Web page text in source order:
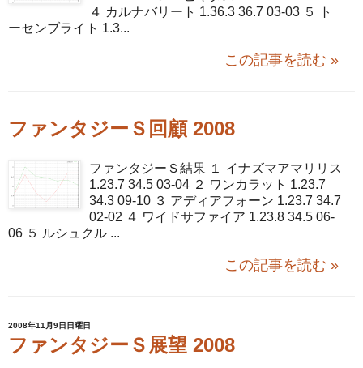
４ カルナバリート 1.36.3 36.7 03-03 ５ ト
ーセンブライト 1.3...
この記事を読む »
ファンタジーＳ回顧 2008
ファンタジーＳ結果 １ イナズマアマリリス
1.23.7 34.5 03-04 ２ ワンカラット 1.23.7
34.3 09-10 ３ アディアフォーン 1.23.7 34.7
02-02 ４ ワイドサファイア 1.23.8 34.5 06-
06 ５ ルシュクル ...
この記事を読む »
2008年11月9日日曜日
ファンタジーＳ展望 2008